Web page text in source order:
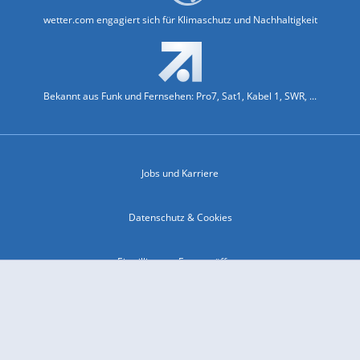
wetter.com engagiert sich für Klimaschutz und Nachhaltigkeit
Bekannt aus Funk und Fernsehen: Pro7, Sat1, Kabel 1, SWR, ...
Jobs und Karriere
Datenschutz & Cookies
Einwilligungs-Fenster öffnen